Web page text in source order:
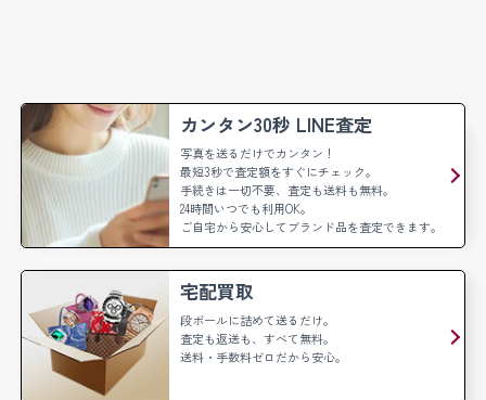
カンタン30秒 LINE査定
写真を送るだけでカンタン！
最短3秒で査定額をすぐにチェック。
手続きは一切不要、査定も送料も無料。
24時間いつでも利用OK。
ご自宅から安心してブランド品を査定できます。
宅配買取
段ボールに詰めて送るだけ。
査定も返送も、すべて無料。
送料・手数料ゼロだから安心。